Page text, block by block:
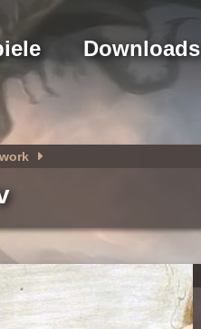
Downloads